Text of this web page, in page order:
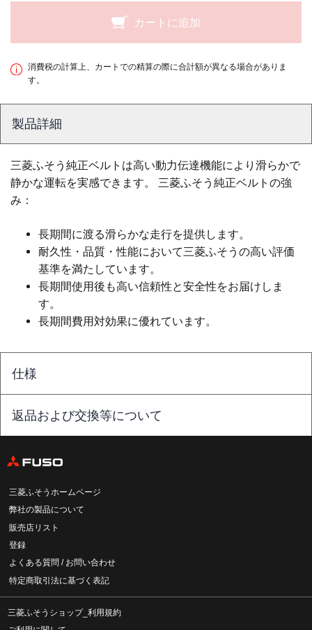
カートに追加
消費税の計算上、カートでの精算の際に合計額が異なる場合がありま
す。
製品詳細
三菱ふそう純正ベルトは高い動力伝達機能により滑らかで
静かな運転を実感できます。 三菱ふそう純正ベルトの強
み：
長期間に渡る滑らかな走行を提供します。
耐久性・品質・性能において三菱ふそうの高い評価
基準を満たしています。
長期間使用後も高い信頼性と安全性をお届けしま
す。
長期間費用対効果に優れています。
仕様
返品および交換等について
三菱ふそうホームページ
弊社の製品について
販売店リスト
登録
よくある質問 / お問い合わせ
特定商取引法に基づく表記
三菱ふそうショップ_利用規約